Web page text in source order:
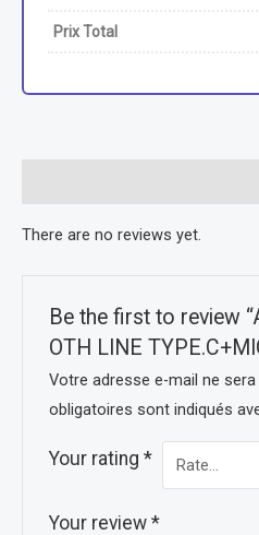
Prix Total
There are no reviews yet.
Be the first to review
OTH LINE
Votre adresse e-mail ne sera
obligatoires sont indiqués
Your rating*
Your review*